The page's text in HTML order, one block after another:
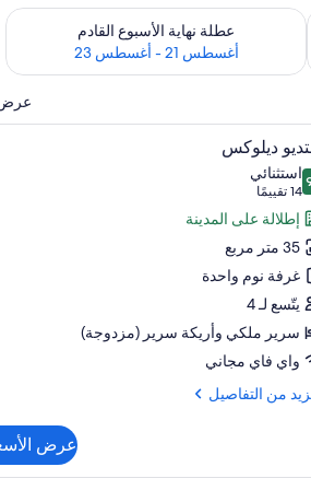
أغسطس 14 - أغسطس 16
عطلة نهاية الأسبوع القادم
أغسطس 21 - أغسطس 23
تحقق من مدى التوفر لعطلة نهاية الأسبوع القادم
عرض 12 من 12
وخزنة داخل الغرفة ومكتب أغطية فراش
5 ديلوكس
10
استثنائي
14 تقييمًا(14
تقييمًا)
إطلالة على المدينة
35 متر مربع
غرفة نوم واحدة
يتّسع لـ 4
سرير ملكي‫‬ وأريكة سرير (مزدوجة)
واي فاي مجاني
من التفاصيل
عرض